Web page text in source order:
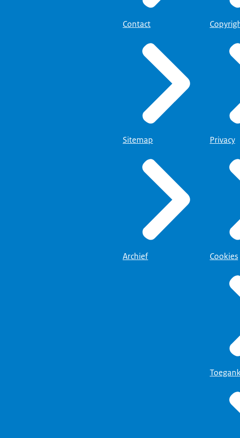
Contact
Sitemap
Archief
Privacy
Cookies